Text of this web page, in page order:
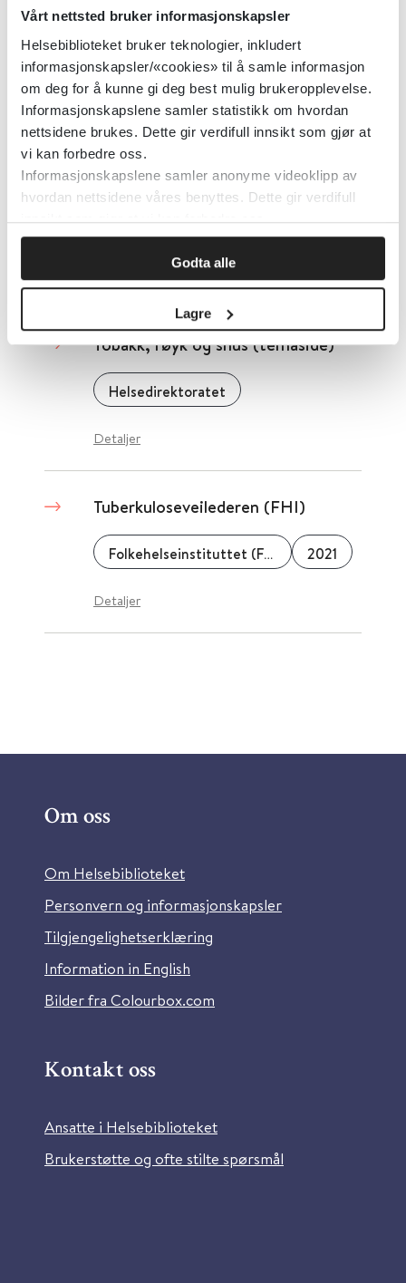
Vårt nettsted bruker informasjonskapsler
Helsebiblioteket bruker teknologier, inkludert
informasjonskapsler/«cookies» til å samle informasjon
om deg for å kunne gi deg best mulig brukeropplevelse.
Informasjonskapslene samler statistikk om hvordan
nettsidene brukes. Dette gir verdifull innsikt som gjør at
vi kan forbedre oss.
Informasjonskapslene samler anonyme videoklipp av
hvordan nettsidene våres benyttes. Dette gir verdifull
innsikt som gjør at vi kan forbedre oss.
Godta alle
Lagre
barnehager og utleieboliger.
Helsedirektoratet
Detaljer
Tiltaksutredninger for luftkvalitet
Miljødirektoratet
Detaljer
Tobakk, røyk og snus (temaside)
Helsedirektoratet
Detaljer
Tuberkuloseveilederen (FHI)
Folkehelseinstituttet (FHI) 2021
Detaljer
Om oss
Om Helsebiblioteket
Personvern og informasjonskapsler
Tilgjengelighetserklæring
Information in English
Bilder fra Colourbox.com
Kontakt oss
Ansatte i Helsebiblioteket
Brukerstøtte og ofte stilte spørsmål